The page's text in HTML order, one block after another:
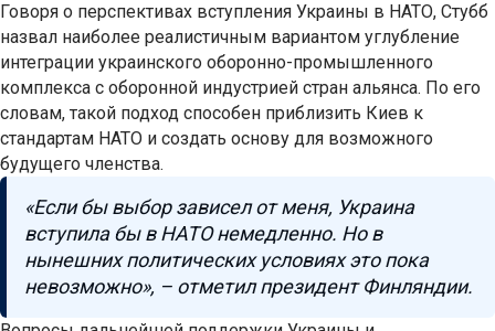
Говоря о перспективах вступления Украины в НАТО, Стубб
назвал наиболее реалистичным вариантом углубление
интеграции украинского оборонно-промышленного
комплекса с оборонной индустрией стран альянса. По его
словам, такой подход способен приблизить Киев к
стандартам НАТО и создать основу для возможного
будущего членства.
«Если бы выбор зависел от меня, Украина
вступила бы в НАТО немедленно. Но в
нынешних политических условиях это пока
невозможно», – отметил президент Финляндии.